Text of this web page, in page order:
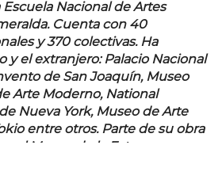
Escuela Nacional de Artes
Cuenta con 40
y 370 colectivas. Ha
y el extranjero: Palacio Nacional
de San Joaquín, Museo
Arte Moderno, National
Nueva York, Museo de Arte
entre otros. Parte de su obra
el Museo de la Estampa y